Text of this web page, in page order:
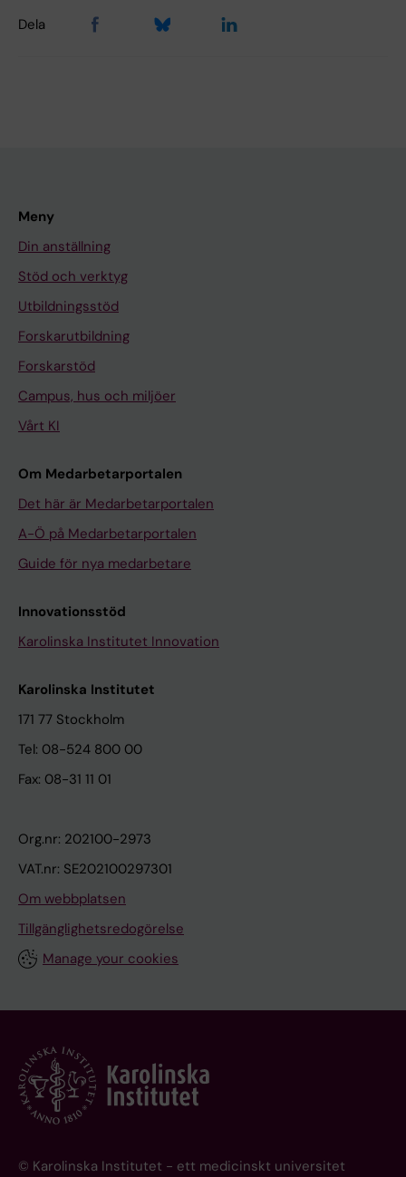
Dela
Meny
Din anställning
Stöd och verktyg
Utbildningsstöd
Forskarutbildning
Forskarstöd
Campus, hus och miljöer
Vårt KI
Om Medarbetarportalen
Det här är Medarbetarportalen
A-Ö på Medarbetarportalen
Guide för nya medarbetare
Innovationsstöd
Karolinska Institutet Innovation
Karolinska Institutet
171 77 Stockholm
Tel: 08-524 800 00
Fax: 08-31 11 01
Org.nr: 202100-2973
VAT.nr: SE202100297301
Om webbplatsen
Tillgänglighetsredogörelse
Manage your cookies
© Karolinska Institutet - ett medicinskt universitet